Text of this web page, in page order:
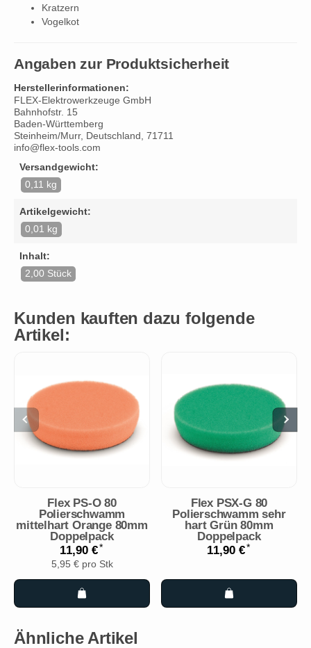
Kratzern
Vogelkot
Angaben zur Produktsicherheit
Herstellerinformationen:
FLEX-Elektrowerkzeuge GmbH
Bahnhofstr. 15
Baden-Württemberg
Steinheim/Murr, Deutschland, 71711
info@flex-tools.com
Versandgewicht:
0,11 kg
Artikelgewicht:
0,01 kg
Inhalt:
2,00 Stück
Kunden kauften dazu folgende
Artikel:
Flex PS-O 80
Polierschwamm
mittelhart Orange 80mm
Doppelpack
11,90 €*
5,95 € pro Stk
Flex PSX-G 80
Polierschwamm sehr
hart Grün 80mm
Doppelpack
11,90 €*
Ähnliche Artikel